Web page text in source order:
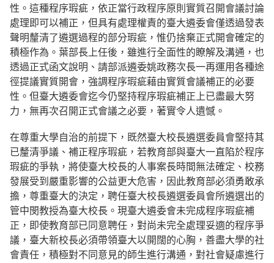
性。這種程序瑕疵，依正當行政程序原則實質召開會議討論
處理即可以補正，但具有處理權責的臺大遴委會僅透過發表
聲明釐清了遴選過程的部分瑕疵，惟仍捨棄正式開會確定的
積極作為。葉部長上任後，雖進行全面性的瞭解及溝通，也
透過正式函文說明、請部派遴委姚政務次長一再運用各種途
徑提議實質開會，強調程序瑕疵藉由實質會議補正的必要
性。但臺大遴委會迄今仍堅持程序瑕疵補正上已盡最大努
力，無再次召開正式會議之必要，著實令人遺憾。
在尊重大學自治的前提下，既然臺大校長遴選委員會堅持其
已釐清爭議、補正程序瑕疵，若教育部與臺大一直陷於程序
瑕疵的爭執，將使臺大校長的人事案長時間無法確定、校務
發展受到嚴重影響的公益更大危害，因此教育部必須勇敢承
擔，尊重臺大的決定，聘任臺大校長遴選委員會所遴選出的
管中閔教授為臺大校長。現臺大遴委會未完成程序瑕疵補
正，即使教育部已同意聘任，對尚未完全處理妥適的程序爭
議，臺大新校長必須帶領臺大以開闊的心胸，善盡大學的社
會責任，積極對不同意見的師生進行溝通，對社會疑慮進行